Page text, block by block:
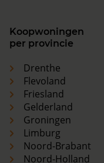
Koopwoningen
per provincie
Drenthe
Flevoland
Friesland
Gelderland
Groningen
Limburg
Noord-Brabant
Noord-Holland